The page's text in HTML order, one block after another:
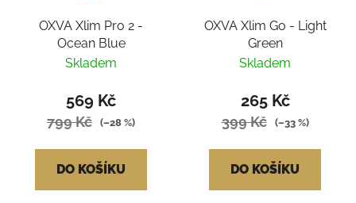
OXVA Xlim Pro 2 -
Ocean Blue
Skladem
569 Kč
799 Kč (–28 %)
DO KOŠÍKU
OXVA Xlim Go - Light
Green
Skladem
265 Kč
399 Kč (–33 %)
DO KOŠÍKU